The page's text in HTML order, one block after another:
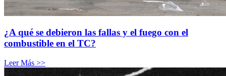
¿A qué se debieron las fallas y el fuego con el
combustible en el TC?
Leer Más >>